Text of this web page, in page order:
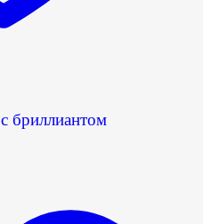
бриллиантом